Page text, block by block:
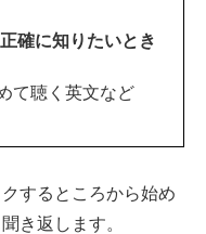
確に知りたいとき
て聴く英文など
するところから始め
き返します。